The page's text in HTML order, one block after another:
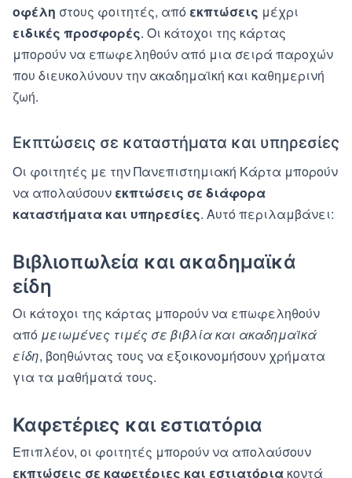
οφέλη στους φοιτητές, από εκπτώσεις μέχρι
ειδικές προσφορές. Οι κάτοχοι της κάρτας
μπορούν να επωφεληθούν από μια σειρά παροχών
που διευκολύνουν την ακαδημαϊκή και καθημερινή
ζωή.
Εκπτώσεις σε καταστήματα και υπηρεσίες
Οι φοιτητές με την Πανεπιστημιακή Κάρτα μπορούν
να απολαύσουν εκπτώσεις σε διάφορα
καταστήματα και υπηρεσίες. Αυτό περιλαμβάνει:
Βιβλιοπωλεία και ακαδημαϊκά
είδη
Οι κάτοχοι της κάρτας μπορούν να επωφεληθούν
από μειωμένες τιμές σε βιβλία και ακαδημαϊκά
είδη, βοηθώντας τους να εξοικονομήσουν χρήματα
για τα μαθήματά τους.
Καφετέριες και εστιατόρια
Επιπλέον, οι φοιτητές μπορούν να απολαύσουν
εκπτώσεις σε καφετέριες και εστιατόρια κοντά